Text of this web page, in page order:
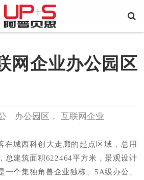
网企业办公园区
办公园区 互联网企业
在城西科创大走廊的起点区域，总用
总建筑面积622464平方米，景观设计
一个集独角兽企业独栋、5A级办公、